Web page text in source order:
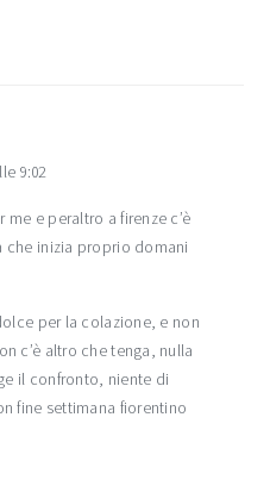
9:02
me e peraltro a firenze c’è
che inizia proprio domani
per la colazione, e non
c’è altro che tenga, nulla
il confronto, niente di
fine settimana fiorentino